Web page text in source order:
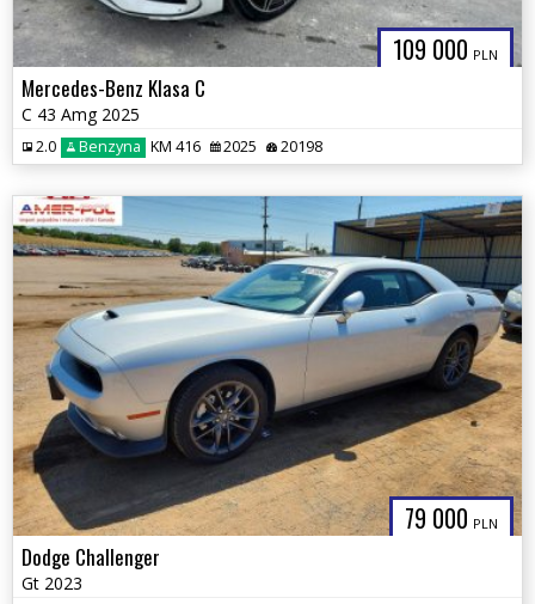
109 000 PLN
Mercedes-Benz Klasa C
C 43 Amg 2025
2.0 Benzyna KM 416 2025 20198
79 000 PLN
Dodge Challenger
Gt 2023